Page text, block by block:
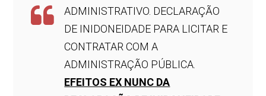
ADMINISTRATIVO. DECLARAÇÃO
DE INIDONEIDADE PARA LICITAR E
CONTRATAR COM A
ADMINISTRAÇÃO PÚBLICA.
EFEITOS EX NUNC DA